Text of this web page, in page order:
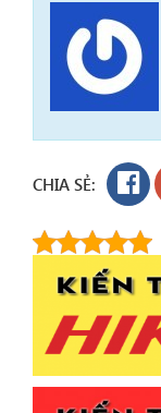
CHIA SẺ: